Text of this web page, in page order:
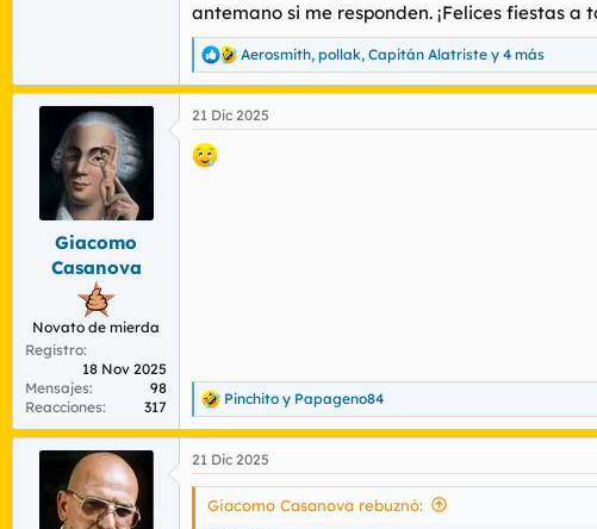
antemano si me responden. ¡Felices fiestas a
R
e
a
c
c
i
Aerosmith, pollak, Capitán Alatriste y 4 más
Giacomo
Casanova
Novato de mierda
Registro
18 Nov 2025
Mensajes
98
Reacciones
317
21 Dic 2025
R
e
a
c
c
Pinchito y Papageno84
21 Dic 2025
Giacomo Casanova rebuznó: